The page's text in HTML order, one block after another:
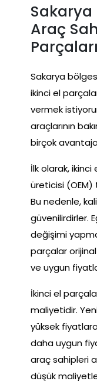
Sakarya
Araç
Sakarya
ikinci el
vermek
araçlarının
birçok
İlk olarak,
üreticisi (OEM)
Bu nedenle,
güvenilirdirler.
değişimi
parçalar
ve uygun
İkinci el
maliyetidir.
yüksek
daha uygun
araç sahipleri
düşük